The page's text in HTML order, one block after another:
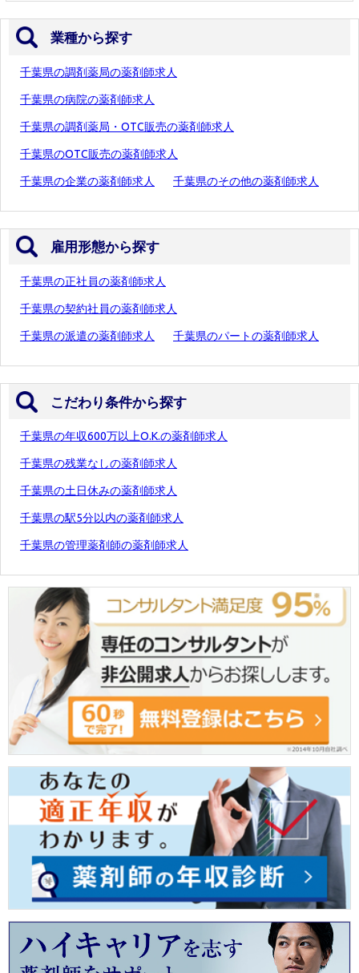
業種から探す
千葉県の調剤薬局の薬剤師求人
千葉県の病院の薬剤師求人
千葉県の調剤薬局・OTC販売の薬剤師求人
千葉県のOTC販売の薬剤師求人
千葉県の企業の薬剤師求人 千葉県のその他の薬剤師求人
雇用形態から探す
千葉県の正社員の薬剤師求人
千葉県の契約社員の薬剤師求人
千葉県の派遣の薬剤師求人 千葉県のパートの薬剤師求人
こだわり条件から探す
千葉県の年収600万以上O.K.の薬剤師求人
千葉県の残業なしの薬剤師求人
千葉県の土日休みの薬剤師求人
千葉県の駅5分以内の薬剤師求人
千葉県の管理薬剤師の薬剤師求人